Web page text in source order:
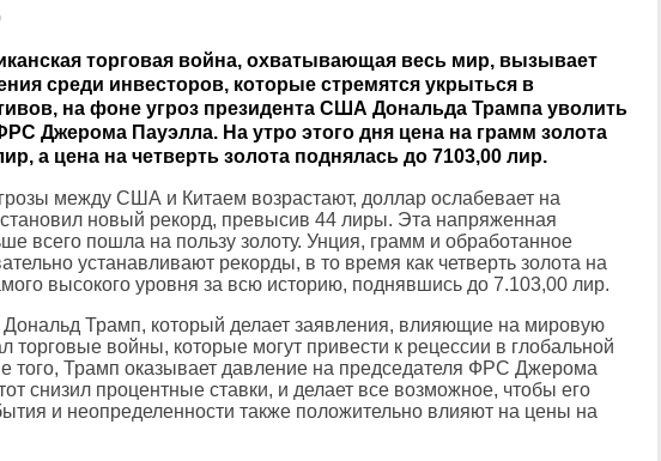
торговая война, охватывающая весь мир, вызывает
среди инвесторов, которые стремятся укрыться в
на фоне угроз президента США Дональда Трампа уволить
Джерома Пауэлла. На утро этого дня цена на грамм золота
а цена на четверть золота поднялась до 7103,00 лир.
между США и Китаем возрастают, доллар ослабевает на
новый рекорд, превысив 44 лиры. Эта напряженная
всего пошла на пользу золоту. Унция, грамм и обработанное
устанавливают рекорды, в то время как четверть золота на
высокого уровня за всю историю, поднявшись до 7.103,00 лир.
Трамп, который делает заявления, влияющие на мировую
торговые войны, которые могут привести к рецессии в глобальной
того, Трамп оказывает давление на председателя ФРС Джерома
снизил процентные ставки, и делает все возможное, чтобы его
и неопределенности также положительно влияют на цены на